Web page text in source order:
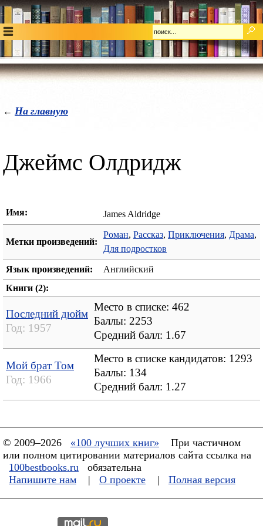
← На главную
Джеймс Олдридж
Имя: James Aldridge
Метки произведений:
Роман, Рассказ, Приключения, Драма,
Для подростков
Язык произведений:
Английский
Книги (2):
Последний дюйм
Год: 1957
Место в списке: 462
Баллы: 2253
Средний балл: 1.67
Мой брат Том
Год: 1966
Место в списке кандидатов: 1293
Баллы: 134
Средний балл: 1.27
© 2009–2026 «100 лучших книг»
При частичном
или полном цитировании материалов сайта ссылка на
100bestbooks.ru
обязательна
Напишите нам
| О проекте | Полная версия